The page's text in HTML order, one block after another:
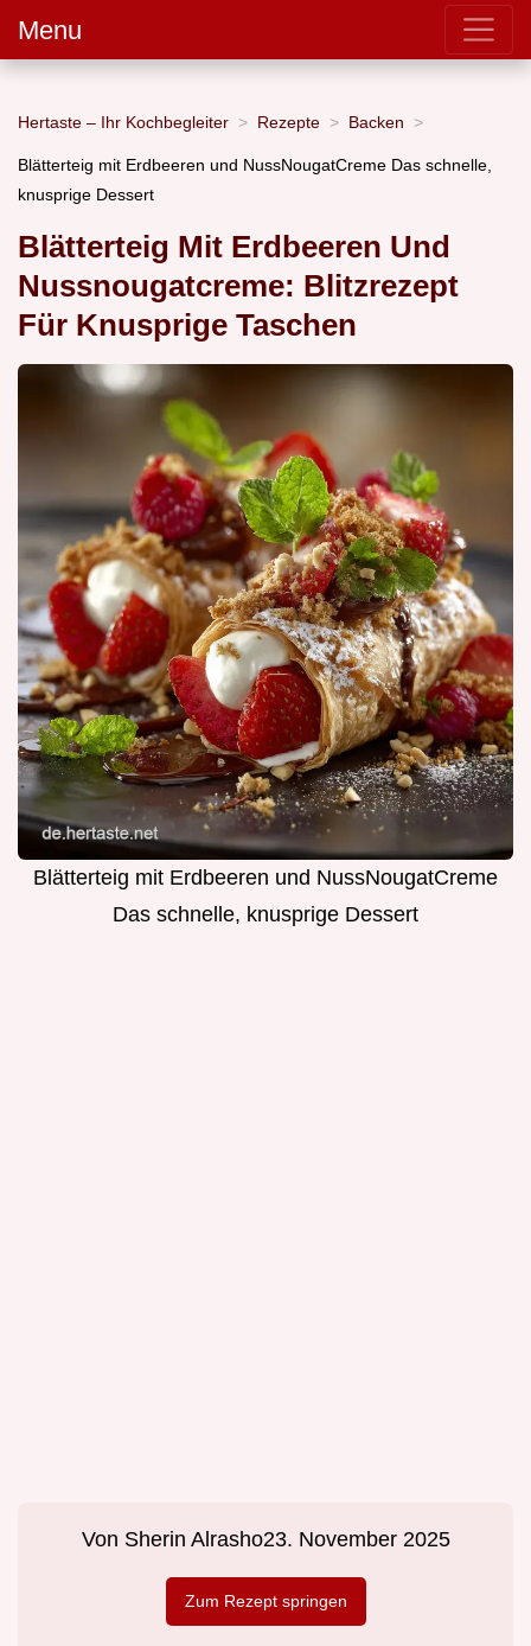
Menu
Hertaste – Ihr Kochbegleiter Rezepte Backen
Blätterteig mit Erdbeeren und NussNougatCreme Das schnelle,
knusprige Dessert
Blätterteig Mit Erdbeeren Und
Nussnougatcreme: Blitzrezept
Für Knusprige Taschen
Blätterteig mit Erdbeeren und NussNougatCreme
Das schnelle, knusprige Dessert
Von Sherin Alrasho23. November 2025
Zum Rezept springen